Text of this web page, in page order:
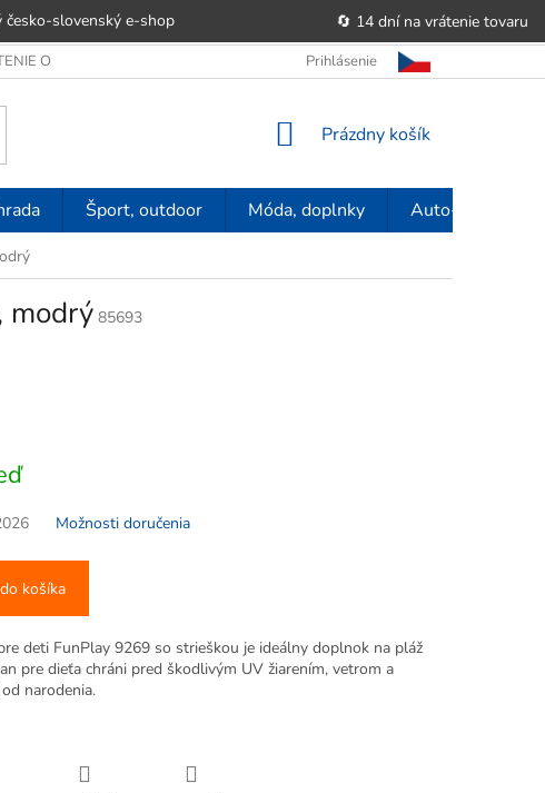
česko-slovenský e‑shop
🔄 14 dní na vrátenie tovaru
OBCHODU OBCHODNÉ PODMIENKY POUČENIE O PRÁVE
Prihlásenie
NÁKUPNÝ
Prázdny košík
Šport, outdoor Móda, doplnky Auto-moto
modrý 85693
Možnosti doručenia
košíka
deti FunPlay 9269 so strieškou je ideálny doplnok na pláž
pre dieťa chráni pred škodlivým UV žiarením, vetrom a
narodenia.